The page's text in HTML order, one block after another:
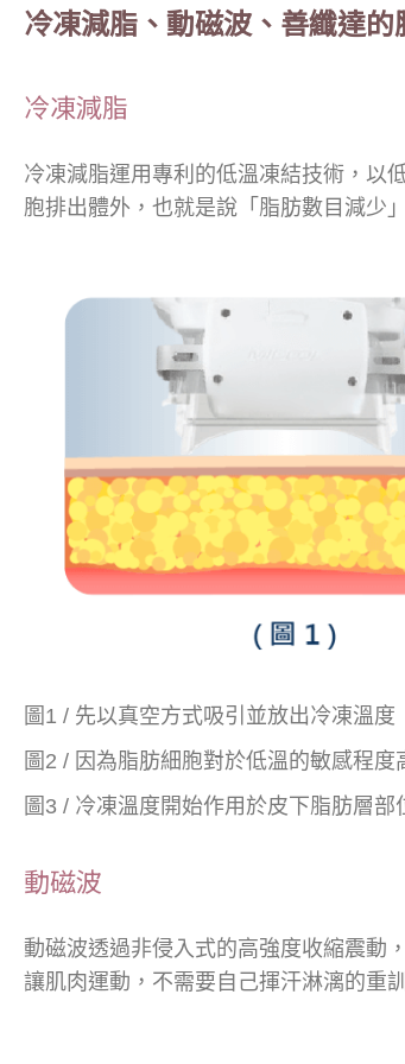
冷凍減脂、動磁波、善纖達
冷凍減脂
冷凍減脂運用專利的低溫凍結技術，以
胞排出體外，也就是說「脂肪數目減少
圖1 / 先以真空方式吸引並放出冷凍溫度
圖2 / 因為脂肪細胞對於低溫的敏感程度
圖3 / 冷凍溫度開始作用於皮下脂肪層
動磁波
動磁波透過非侵入式的高強度收縮震動
讓肌肉運動，不需要自己揮汗淋漓的重